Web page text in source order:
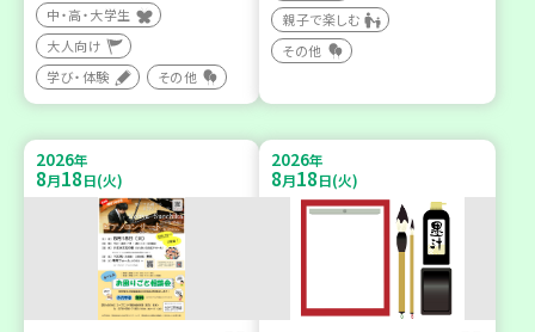
中・高・大学生
大人向け
学び・体験
その他
親子で楽しむ
その他
2026年
8月18日(火)
2026年
8月18日(火)